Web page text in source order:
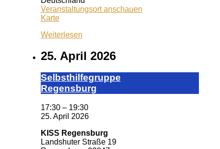
Veranstaltungsort anschauen
KarteCaféteria
Lubos
Weiterlesen
25. April 2026
Selbst­hil­fe­grup­pe
Re­gens­burg
17:30 – 19:30
25. April 2026
KISS Regensburg
Landshuter Straße 19